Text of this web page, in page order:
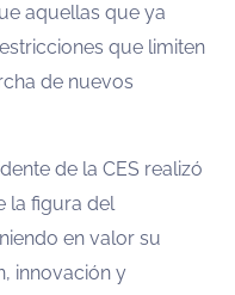
aquellas que ya
que limiten
de nuevos
de la CES realizó
la figura del
en valor su
innovación y